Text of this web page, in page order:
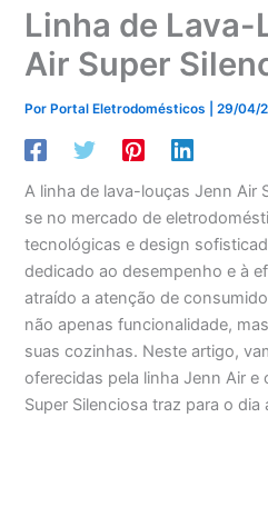
Linha de Lava-
Air Super
PorPortal Eletrodomésticos |29/04/
A linha de lava-louças Jenn Air
se no mercado de
tecnológicas e design
dedicado ao desempenho e à
atraído a atenção de
não apenas funcionalidade,
suas cozinhas. Neste artigo,
oferecidas pela linha Jenn Air e
Super Silenciosa traz para o dia